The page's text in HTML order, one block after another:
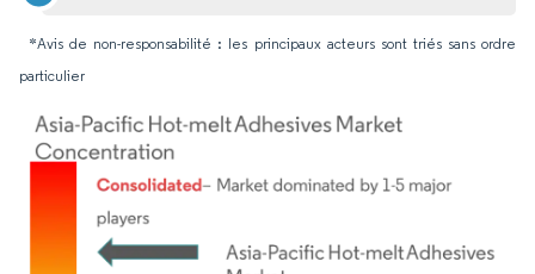
*Avis de non-responsabilité : les principaux acteurs sont triés sans ordre
particulier